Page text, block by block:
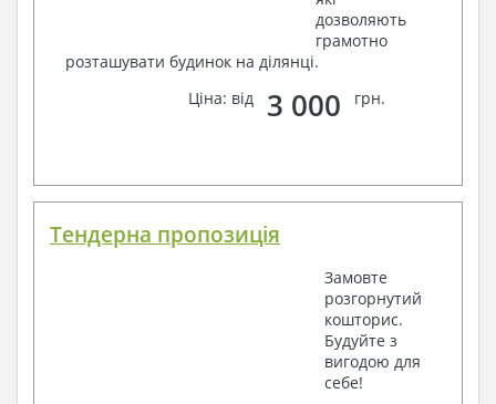
дозволяють
грамотно
розташувати будинок на ділянці.
Ціна: від
3 000 грн.
Тендерна пропозиція
Замовте
розгорнутий
кошторис.
Будуйте з
вигодою для
себе!